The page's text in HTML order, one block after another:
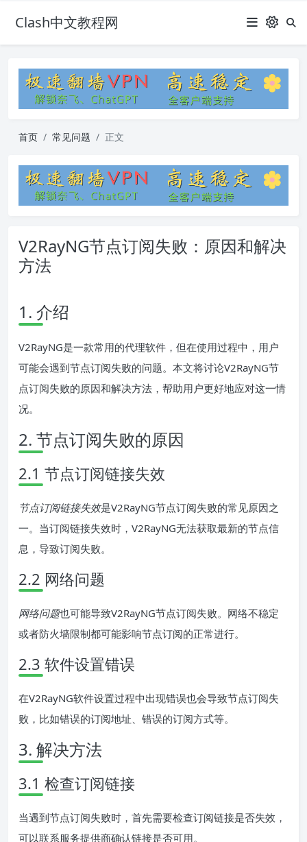
Clash中文教程网
首页 常见问题 正文
V2RayNG节点订阅失败：原因和解决
方法
1. 介绍
V2RayNG是一款常用的代理软件，但在使用过程中，用户
可能会遇到节点订阅失败的问题。本文将讨论V2RayNG节
点订阅失败的原因和解决方法，帮助用户更好地应对这一情
况。
2. 节点订阅失败的原因
2.1 节点订阅链接失效
节点订阅链接失效是V2RayNG节点订阅失败的常见原因之
一。当订阅链接失效时，V2RayNG无法获取最新的节点信
息，导致订阅失败。
2.2 网络问题
网络问题也可能导致V2RayNG节点订阅失败。网络不稳定
或者防火墙限制都可能影响节点订阅的正常进行。
2.3 软件设置错误
在V2RayNG软件设置过程中出现错误也会导致节点订阅失
败，比如错误的订阅地址、错误的订阅方式等。
3. 解决方法
3.1 检查订阅链接
当遇到节点订阅失败时，首先需要检查订阅链接是否失效，
可以联系服务提供商确认链接是否可用。